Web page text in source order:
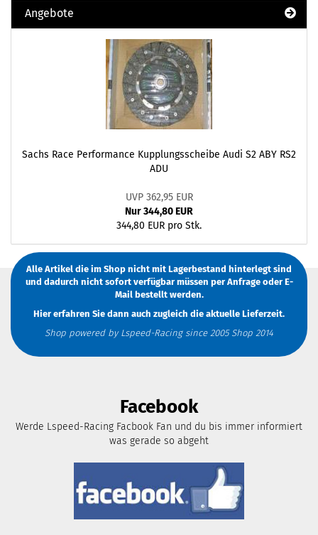
Angebote
Sachs Race Performance Kupplungsscheibe Audi S2 ABY RS2
ADU
UVP 362,95 EUR
Nur 344,80 EUR
344,80 EUR pro Stk.
Alle Artikel die im Shop nicht mit Lagerbestand hinterlegt sind
und dadurch nicht sofort verfügbar müssen per AnfrageoderE-
Mailbestellt werden.
Hier erfahren Sie dann auch zugleich die aktuelle Lieferzeit.
Shop powered by Lspeed-Racing since 2005 Shop 2014
Facebook
Werde Lspeed-Racing Facbook Fan und du bis immer informiert
was gerade so abgeht